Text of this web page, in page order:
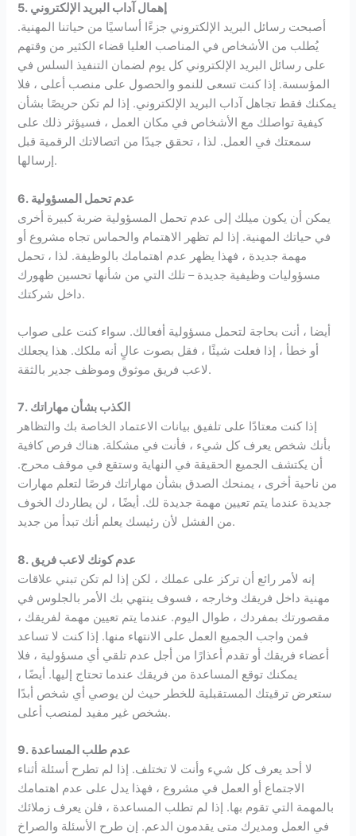
5. إهمال آداب البريد الإلكتروني
أصبحت رسائل البريد الإلكتروني جزءًا أساسيًا من حياتنا المهنية.
يُطلب من الأشخاص في المناصب العليا قضاء الكثير من وقتهم
على رسائل البريد الإلكتروني كل يوم لضمان التنفيذ السلس في
المؤسسة. إذا كنت تسعى للنمو والحصول على منصب أعلى ، فلا
يمكنك فقط تجاهل آداب البريد الإلكتروني. إذا لم تكن حريصًا بشأن
كيفية تواصلك مع الأشخاص في مكان العمل ، فسيؤثر ذلك على
سمعتك في العمل. لذا ، تحقق جيدًا من اتصالاتك الرقمية قبل
إرسالها.
6. عدم تحمل المسؤولية
يمكن أن يكون ميلك إلى عدم تحمل المسؤولية ضربة كبيرة أخرى
في حياتك المهنية. إذا لم تظهر الاهتمام والحماس تجاه مشروع أو
مهمة جديدة ، فهذا يظهر عدم اهتمامك بالوظيفة. لذا ، تحمل
مسؤوليات وظيفية جديدة – تلك التي من شأنها تحسين ظهورك
داخل شركتك.
أيضا ، أنت بحاجة لتحمل مسؤولية أفعالك. سواء كنت على صواب
أو خطأ ، إذا فعلت شيئًا ، فقل بصوت عالٍ أنه ملكك. هذا يجعلك
لاعب فريق موثوق وموظف جدير بالثقة.
7. الكذب بشأن مهاراتك
إذا كنت معتادًا على تلفيق بيانات الاعتماد الخاصة بك والتظاهر
بأنك شخص يعرف كل شيء ، فأنت في مشكلة. هناك فرص كافية
أن يكتشف الجميع الحقيقة في النهاية وستقع في موقف محرج.
من ناحية أخرى ، يمنحك الصدق بشأن مهاراتك فرصًا لتعلم مهارات
جديدة عندما يتم تعيين مهمة جديدة لك. أيضًا ، لن يطاردك الخوف
من الفشل لأن رئيسك يعلم أنك تبدأ من جديد.
8. عدم كونك لاعب فريق
إنه لأمر رائع أن تركز على عملك ، لكن إذا لم تكن تبني علاقات
مهنية داخل فريقك وخارجه ، فسوف ينتهي بك الأمر بالجلوس في
مقصورتك بمفردك ، طوال اليوم. عندما يتم تعيين مهمة لفريقك ،
فمن واجب الجميع العمل على الانتهاء منها. إذا كنت لا تساعد
أعضاء فريقك أو تقدم أعذارًا من أجل عدم تلقي أي مسؤولية ، فلا
يمكنك توقع المساعدة من فريقك عندما تحتاج إليها. أيضًا ،
ستعرض ترقيتك المستقبلية للخطر حيث لن يوصي أي شخص أبدًا
بشخص غير مفيد لمنصب أعلى.
9. عدم طلب المساعدة
لا أحد يعرف كل شيء وأنت لا تختلف. إذا لم تطرح أسئلة أثناء
الاجتماع أو العمل في مشروع ، فهذا يدل على عدم اهتمامك
بالمهمة التي تقوم بها. إذا لم تطلب المساعدة ، فلن يعرف زملائك
في العمل ومديرك متى يقدمون الدعم. إن طرح الأسئلة والصراخ